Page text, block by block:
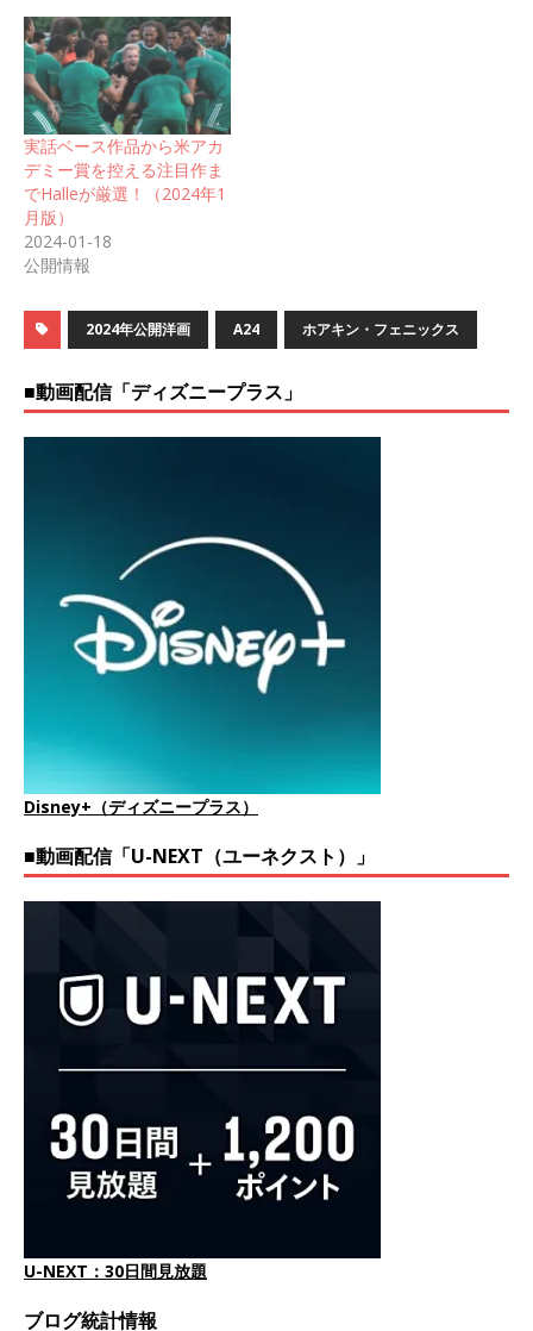
実話ベース作品から米アカ
デミー賞を控える注目作ま
でHalleが厳選！（2024年1
月版）
2024-01-18
公開情報
2024年公開洋画 A24 ホアキン・フェニックス
■動画配信「ディズニープラス」
Disney+（ディズニープラス）
■動画配信「U-NEXT（ユーネクスト）」
U-NEXT：30日間見放題
ブログ統計情報